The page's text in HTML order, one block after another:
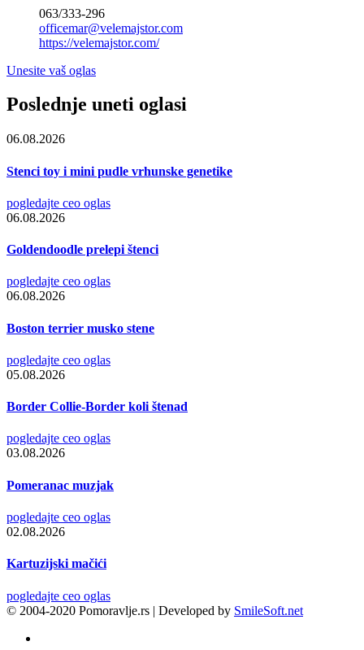
063/333-296
officemar@velemajstor.com
https://velemajstor.com/
Unesite vaš oglas
Poslednje uneti oglasi
06.08.2026
Stenci toy i mini pudle vrhunske genetike
pogledajte ceo oglas
06.08.2026
Goldendoodle prelepi štenci
pogledajte ceo oglas
06.08.2026
Boston terrier musko stene
pogledajte ceo oglas
05.08.2026
Border Collie-Border koli štenad
pogledajte ceo oglas
03.08.2026
Pomeranac muzjak
pogledajte ceo oglas
02.08.2026
Kartuzijski mačići
pogledajte ceo oglas
© 2004-2020 Pomoravlje.rs | Developed by SmileSoft.net